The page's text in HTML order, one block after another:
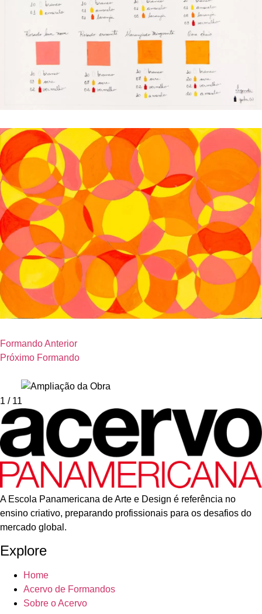
Formando Anterior
Próximo Formando
1 / 11
A Escola Panamericana de Arte e Design é referência no
ensino criativo, preparando profissionais para os desafios do
mercado global.
Explore
Home
Acervo de Formandos
Sobre o Acervo